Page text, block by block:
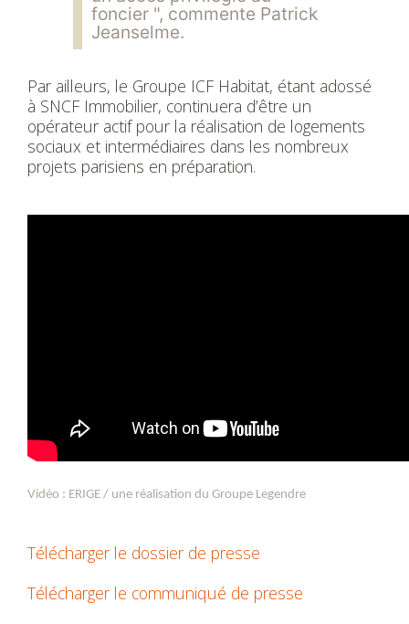
foncier ", commente Patrick
Jeanselme.
Par ailleurs, le Groupe ICF Habitat, étant adossé
à SNCF Immobilier, continuera d’être un
opérateur actif pour la réalisation de logements
sociaux et intermédiaires dans les nombreux
projets parisiens en préparation.
Vidéo : ERIGE / une réalisation du Groupe Legendre
Télécharger le dossier de presse
Télécharger le communiqué de presse